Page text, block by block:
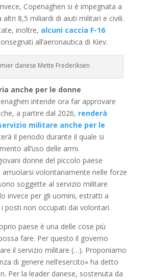
Copenaghen si è impegnata a
altri 8,5 miliardi di aiuti militari e civili.
inoltre, alcuni caccia F-16
all’aeronautica di Kiev.
danese Mette Frederiksen
anche per le donne
intende ora far approvare
a partire dal 2026, renderà
militare anche per le
il periodo durante il quale si
all’uso delle armi.
donne del piccolo paese
volontariamente nelle forze
soggette al servizio militare
invece per gli uomini, estratti a
posti non occupati dai volontari.
paese è una delle cose più
fare. Per questo il governo
il servizio militare (…). Proponiamo
di genere nell’esercito» ha detto
Per la leader danese, sostenuta da